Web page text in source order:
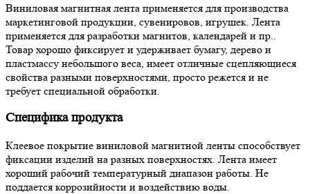
Виниловая магнитная лента применяется для производства
маркетинговой продукции, сувенировов, игрушек. Лента
применяется для разработки магнитов, календарей и пр..
Товар хорошо фиксирует и удерживает бумагу, дерево и
пластмассу небольшого веса, имеет отличные сцепляющиеся
свойства разными поверхностями, просто режется и не
требует специальной обработки.
Специфика продукта
Клеевое покрытие виниловой магнитной ленты способствует
фиксации изделий на разных поверхностях. Лента имеет
хороший рабочий температурный диапазон работы. Не
поддается коррозийности и воздействию воды.